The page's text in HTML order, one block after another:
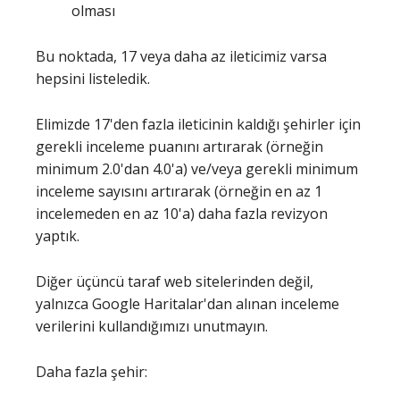
olması
Bu noktada, 17 veya daha az ileticimiz varsa
hepsini listeledik.
Elimizde 17'den fazla ileticinin kaldığı şehirler için
gerekli inceleme puanını artırarak (örneğin
minimum 2.0'dan 4.0'a) ve/veya gerekli minimum
inceleme sayısını artırarak (örneğin en az 1
incelemeden en az 10'a) daha fazla revizyon
yaptık.
Diğer üçüncü taraf web sitelerinden değil,
yalnızca Google Haritalar'dan alınan inceleme
verilerini kullandığımızı unutmayın.
Daha fazla şehir: